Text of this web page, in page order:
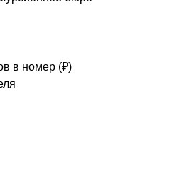
в номер (₽)